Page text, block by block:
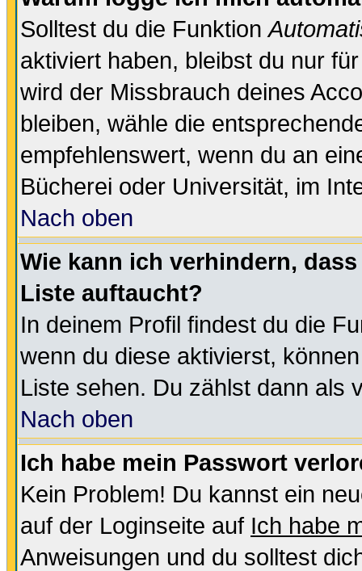
Solltest du die Funktion
aktiviert haben, bleibst du nur
wird der Missbrauch deines
bleiben, wähle die
empfehlenswert, wenn du an
Bücherei oder Universität, im
Nach oben
Wie kann ich verhindern,
Liste auftaucht?
In deinem Profil findest du die
wenn du diese aktivierst,
Liste sehen. Du zählst dann als
Nach oben
Ich habe mein Passwort
Kein Problem! Du kannst ein
auf der Loginseite auf Ich habe
Anweisungen und du solltest